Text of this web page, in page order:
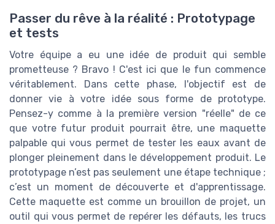
Passer du rêve à la réalité : Prototypage
et tests
Votre équipe a eu une idée de produit qui semble
prometteuse ? Bravo ! C'est ici que le fun commence
véritablement. Dans cette phase, l'objectif est de
donner vie à votre idée sous forme de prototype.
Pensez-y comme à la première version "réelle" de ce
que votre futur produit pourrait être, une maquette
palpable qui vous permet de tester les eaux avant de
plonger pleinement dans le développement produit. Le
prototypage n’est pas seulement une étape technique ;
c’est un moment de découverte et d'apprentissage.
Cette maquette est comme un brouillon de projet, un
outil qui vous permet de repérer les défauts, les trucs